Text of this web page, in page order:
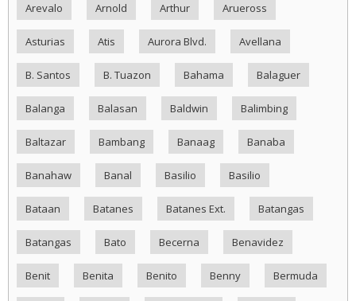
Arevalo Arnold Arthur Arueross
Asturias Atis Aurora Blvd. Avellana
B. Santos B. Tuazon Bahama Balaguer
Balanga Balasan Baldwin Balimbing
Baltazar Bambang Banaag Banaba
Banahaw Banal Basilio Basilio
Bataan Batanes Batanes Ext. Batangas
Batangas Bato Becerna Benavidez
Benit Benita Benito Benny Bermuda